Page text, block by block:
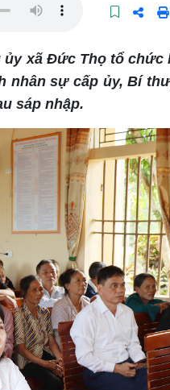
ủy xã Đức Thọ tổ
nhân sự cấp ủy, Bí
sáp nhập.